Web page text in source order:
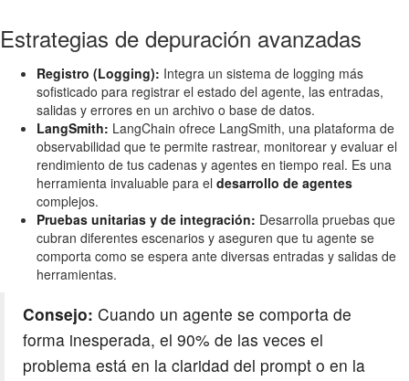
Estrategias de depuración avanzadas
Registro (Logging): Integra un sistema de logging más
sofisticado para registrar el estado del agente, las entradas,
salidas y errores en un archivo o base de datos.
LangSmith: LangChain ofrece LangSmith, una plataforma de
observabilidad que te permite rastrear, monitorear y evaluar el
rendimiento de tus cadenas y agentes en tiempo real. Es una
herramienta invaluable para el desarrollo de agentes
complejos.
Pruebas unitarias y de integración: Desarrolla pruebas que
cubran diferentes escenarios y aseguren que tu agente se
comporta como se espera ante diversas entradas y salidas de
herramientas.
Consejo: Cuando un agente se comporta de
forma inesperada, el 90% de las veces el
problema está en la claridad del prompt o en la